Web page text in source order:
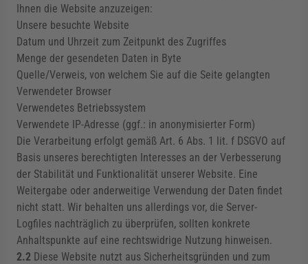
Ihnen die Website anzuzeigen:
Unsere besuchte Website
Datum und Uhrzeit zum Zeitpunkt des Zugriffes
Menge der gesendeten Daten in Byte
Quelle/Verweis, von welchem Sie auf die Seite gelangten
Verwendeter Browser
Verwendetes Betriebssystem
Verwendete IP-Adresse (ggf.: in anonymisierter Form)
Die Verarbeitung erfolgt gemäß Art. 6 Abs. 1 lit. f DSGVO auf
Basis unseres berechtigten Interesses an der Verbesserung
der Stabilität und Funktionalität unserer Website. Eine
Weitergabe oder anderweitige Verwendung der Daten findet
nicht statt. Wir behalten uns allerdings vor, die Server-
Logfiles nachträglich zu überprüfen, sollten konkrete
Anhaltspunkte auf eine rechtswidrige Nutzung hinweisen.
2.2 Diese Website nutzt aus Sicherheitsgründen und zum